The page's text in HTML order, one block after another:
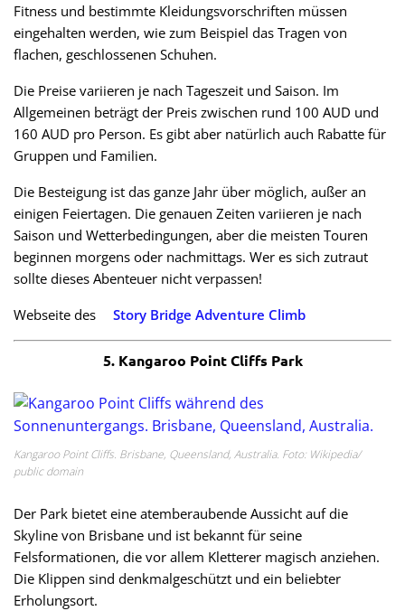
Fitness und bestimmte Kleidungsvorschriften müssen
eingehalten werden, wie zum Beispiel das Tragen von
flachen, geschlossenen Schuhen.
Die Preise variieren je nach Tageszeit und Saison. Im
Allgemeinen beträgt der Preis zwischen rund 100 AUD und
160 AUD pro Person. Es gibt aber natürlich auch Rabatte für
Gruppen und Familien.
Die Besteigung ist das ganze Jahr über möglich, außer an
einigen Feiertagen. Die genauen Zeiten variieren je nach
Saison und Wetterbedingungen, aber die meisten Touren
beginnen morgens oder nachmittags. Wer es sich zutraut
sollte dieses Abenteuer nicht verpassen!
Webseite des
Story Bridge Adventure Climb
5. Kangaroo Point Cliffs Park
Kangaroo Point Cliffs. Brisbane, Queensland, Australia. Foto: Wikipedia/
public domain
Der Park bietet eine atemberaubende Aussicht auf die
Skyline von Brisbane und ist bekannt für seine
Felsformationen, die vor allem Kletterer magisch anziehen.
Die Klippen sind denkmalgeschützt und ein beliebter
Erholungsort.